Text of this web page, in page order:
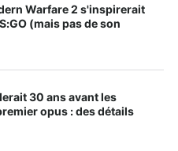
Warfare 2 s'inspirerait
(mais pas de son
30 ans avant les
opus : des détails